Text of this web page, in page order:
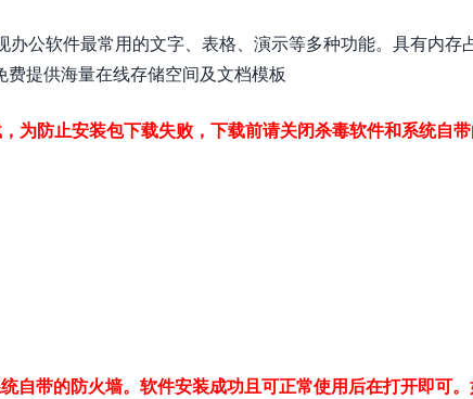
公软件最常用的文字、表格、演示等多种功能。具有内存
提供海量在线存储空间及文档模板
为防止安装包下载失败，下载前请关闭杀毒软件和系统自
自带的防火墙。软件安装成功且可正常使用后在打开即可